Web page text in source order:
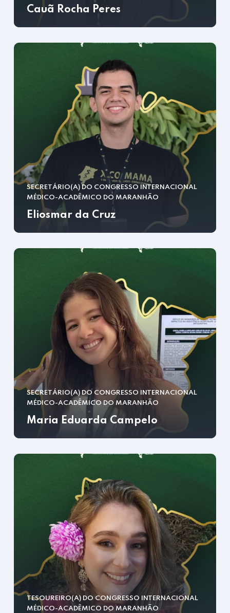
Cauã Rocha Peres
SECRETÁRIO(A) DO CONGRESSO INTERNACIONAL
MÉDICO-ACADÊMICO DO MARANHÃO
Eliosmar da Cruz
SECRETÁRIO(A) DO CONGRESSO INTERNACIONAL
MÉDICO-ACADÊMICO DO MARANHÃO
Maria Eduarda Campelo
TESOUREIRO(A) DO CONGRESSO INTERNACIONAL
MÉDICO-ACADÊMICO DO MARANHÃO